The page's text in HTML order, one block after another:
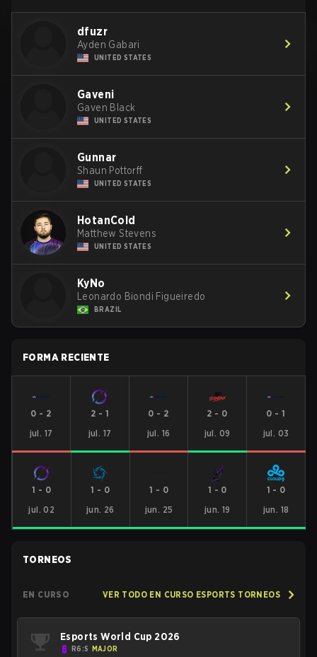
dfuzr
Ayden Gabari
UNITED STATES
Gaveni
Gaven Black
UNITED STATES
Gunnar
Shaun Pottorff
UNITED STATES
HotanCold
Matthew Stevens
UNITED STATES
KyNo
Leonardo Biondi Figueiredo
BRAZIL
FORMA RECIENTE
0 - 2
jul. 17
2 - 1
jul. 17
0 - 2
jul. 16
2 - 0
jul. 09
0 -1
jul. 03
1 - 0
jul. 02
1 - 0
jun. 26
1 - 0
jun. 25
1 - 0
jun. 19
1 - 0
jun. 18
TORNEOS
EN CURSO VER TODO EN CURSO ESPORTS TORNEOS
Esports World Cup 2026
R6:S MAJOR